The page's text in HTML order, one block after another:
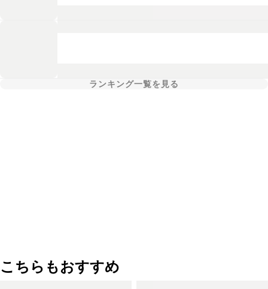
ランキング一覧を見る
こちらもおすすめ